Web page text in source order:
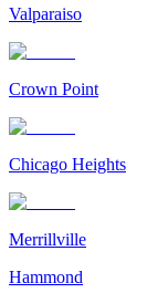
Valparaiso
Crown Point
Chicago Heights
Merrillville
Hammond